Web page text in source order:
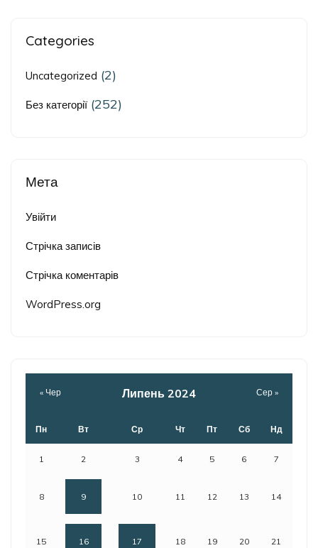
Categories
Uncategorized (2)
Без категорії (252)
Мета
Увійти
Стрічка записів
Стрічка коментарів
WordPress.org
Липень 2024
Пн Вт Ср Чт Пт Сб Нд
1 2 3 4 5 6 7
8 9 10 11 12 13 14
15 16 17 18 19 20 21
« Чер Сер »